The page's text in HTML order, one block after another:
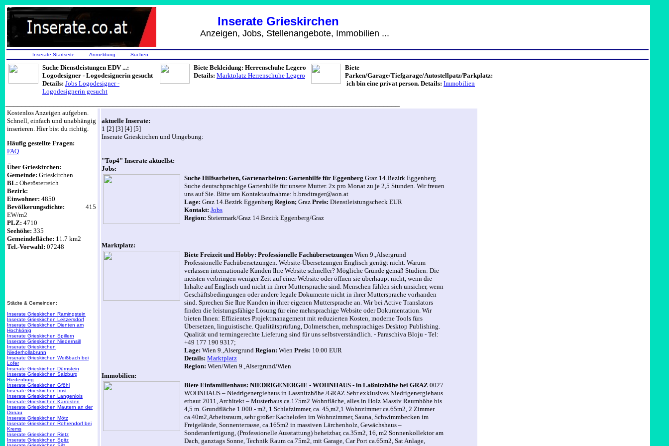
Inserate Grieskirchen
Anzeigen, Jobs, Stellenangebote, Immobilien ...
Inserate Startseite Anmeldung Suchen
Suche Dienstleistungen EDV ...:
Logodesigner - Logodesignerin gesucht
Details: Jobs Logodesigner -
Logodesignerin gesucht
Biete Bekleidung: Herrenschuhe Legero
Details: Marktplatz Herrenschuhe Legero
Biete
Parken/Garage/Tiefgarage/Autostellpatz/Parkplatz:
ich bin eine privat person. Details: Immobilien
Kostenlos Anzeigen aufgeben.
Schnell, einfach und unabhängig
inserieren. Hier bist du richtig.
Häufig gestellte Fragen:
FAQ
Über Grieskirchen:
Gemeinde: Grieskirchen
BL: Oberösterreich
Bezirk:
Einwohner: 4850
Bevölkerungsdichte: 415
EW/m2
PLZ: 4710
Seehöhe: 335
Gemeindefläche: 11.7 km2
Tel.-Vorwahl: 07248
Städte & Gemeinden:
Inserate Grieskirchen Ramingstein
Inserate Grieskirchen Leitzersdorf
Inserate Grieskirchen Dienten am
Hochkönig
Inserate Grieskirchen Spillern
Inserate Grieskirchen Niedernsill
Inserate Grieskirchen
Niederhollabrunn
Inserate Grieskirchen Weißbach bei
Lofer
Inserate Grieskirchen Dürnstein
Inserate Grieskirchen Salzburg
Riedenburg
Inserate Grieskirchen Gföhl
Inserate Grieskirchen Imst
Inserate Grieskirchen Langenlois
Inserate Grieskirchen Karrösten
Inserate Grieskirchen Mautern an der
Donau
Inserate Grieskirchen Mötz
Inserate Grieskirchen Rohrendorf bei
Krems
Inserate Grieskirchen Rietz
Inserate Grieskirchen Spitz
aktuelle Inserate:
1 [2] [3] [4] [5]
Inserate Grieskirchen und Umgebung:
"Top4" Inserate aktuellst:
Jobs:
Suche Hilfsarbeiten, Gartenarbeiten: Gartenhilfe für Eggenberg Graz 14.Bezirk Eggenberg
Suche deutschprachige Gartenhilfe für unsere Mutter. 2x pro Monat zu je 2,5 Stunden. Wir freuen
uns auf Sie. Bitte um Kontaktaufnahme: b.brodtrager@aon.at
Lage: Graz 14.Bezirk Eggenberg Region; Graz Preis: Dienstleistungscheck EUR
Kontakt: Jobs
Region: Steiermark/Graz 14.Bezirk Eggenberg/Graz
Marktplatz:
Biete Freizeit und Hobby: Professionelle Fachübersetzungen Wien 9.,Alsergrund
Professionelle Fachübersetzungen. Website-Übersetzungen Englisch genügt nicht. Warum
verlassen internationale Kunden Ihre Website schneller? Mögliche Gründe gemäß Studien: Die
meisten verbringen weniger Zeit auf einer Website oder öffnen sie überhaupt nicht, wenn die
Inhalte auf Englisch und nicht in ihrer Muttersprache sind. Menschen fühlen sich unsicher, wenn
Geschäftsbedingungen oder andere legale Dokumente nicht in ihrer Muttersprache vorhanden
sind. Sprechen Sie Ihre Kunden in ihrer eigenen Muttersprache an. Wir bei Active Translators
finden die leistungsfähige Lösung für eine mehrsprachige Website oder Dokumentation. Wir
bieten Ihnen: Effizientes Projektmanagement mit reduzierten Kosten, moderne Tools fürs
Übersetzen, linguistische. Qualitätsprüfung, Dolmetschen, mehrsprachiges Desktop Publishing.
Qualität und termingerechte Lieferung sind für uns selbstverständlich. - Paraschiva Bloju - Tel:
+49 177 190 9317;
Lage: Wien 9.,Alsergrund Region: Wien Preis: 10.00 EUR
Details: Marktplatz
Region: Wien/Wien 9.,Alsergrund/Wien
Immobilien:
Biete Einfamilienhaus: NIEDRIGENERGIE - WOHNHAUS - in Laßnitzhöhe bei GRAZ 0027
WOHNHAUS – Niedrigenergiehaus in Lassnitzhöhe /GRAZ Sehr exklusives Niedrigenergiehaus
erbaut 2011, Architekt – Musterhaus ca.175m2 Wohnfläche, alles in Holz Massiv Raumhöhe bis
4,5 m. Grundfläche 1.000.- m2, 1 Schlafzimmer, ca. 45,m2,1 Wohnzimmer ca.65m2, 2 Zimmer
ca.40m2,Arbeitsraum, sehr großer Kachelofen im Wohnzimmer, Sauna, Schwimmbecken im
Freigelände, Sonnenterrasse, ca.165m2 in massiven Lärchenholz, Gewächshaus –
Sonderanfertigung, (Professionelle Ausstattung) beheizbar, ca.35m2, 16, m2 Sonnenkollektor am
Dach, ganztags Sonne, Technik Raum ca.75m2, mit Garage, Car Port ca.65m2, Sat Anlage,